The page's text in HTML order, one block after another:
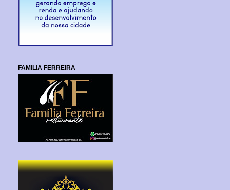
FAMILIA FERREIRA